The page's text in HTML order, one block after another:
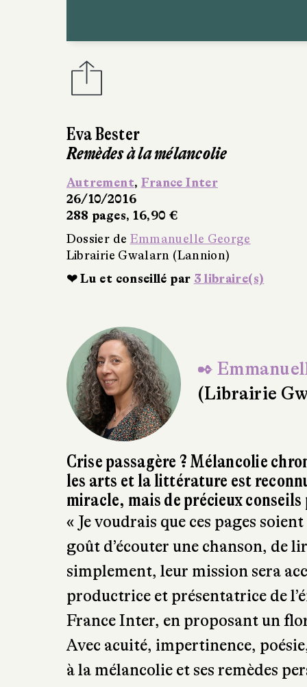
Crise passagère ? Mélancolie
les arts et la littérature est
miracle, mais de précieux
« Je voudrais que ces pages
goût d’écouter une chanson, de
simplement, leur mission sera
productrice et présentatrice de
France Inter, en proposant un